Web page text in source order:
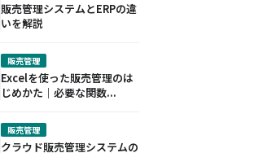
販売管理システムとERPの違
いを解説
販売管理
Excelを使った販売管理のは
じめかた｜必要な関数...
販売管理
クラウド販売管理システムの